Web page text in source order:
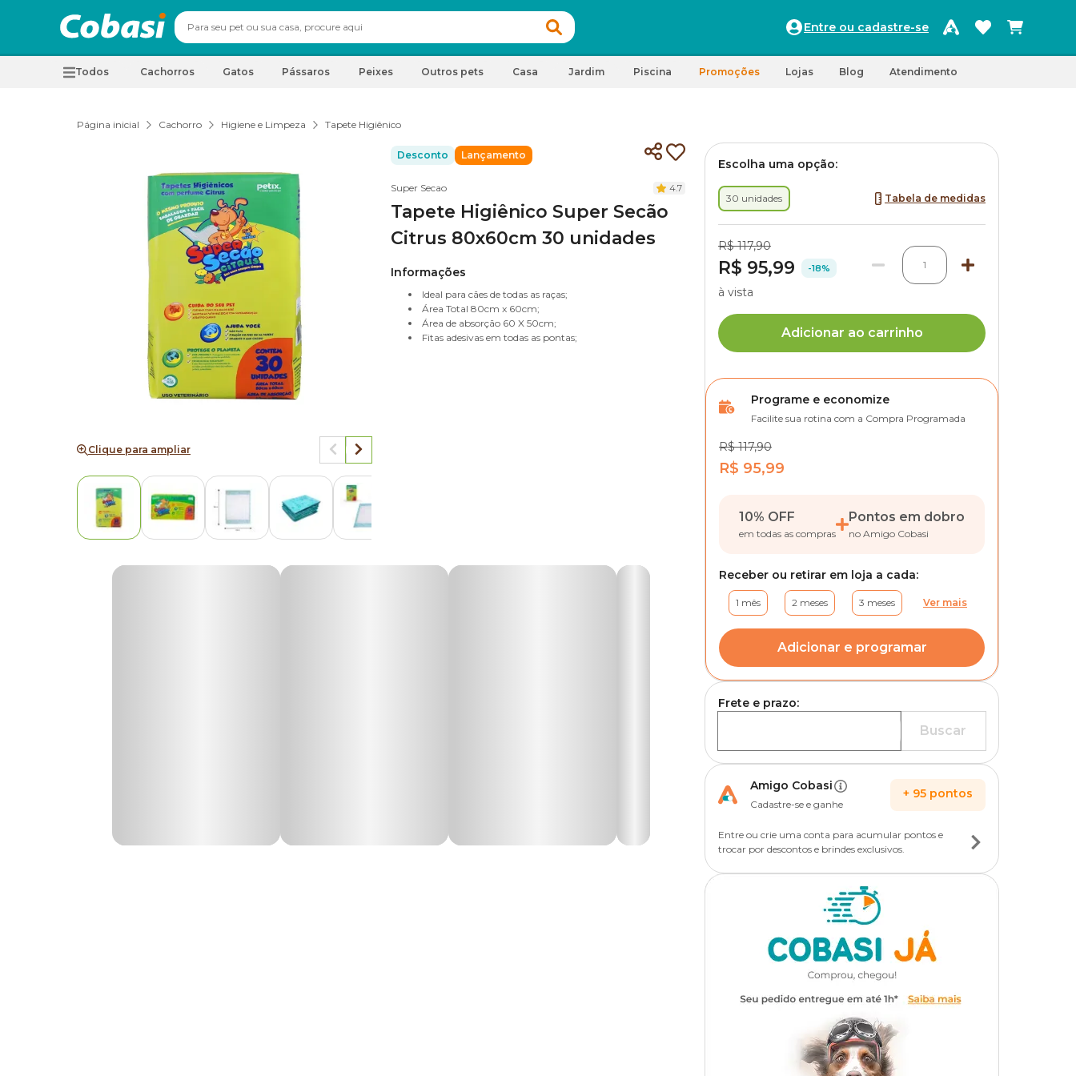
Entre ou cadastre-se
Todos Cachorros Gatos Pássaros Peixes Outros pets Casa Jardim Piscina Promoções Lojas Blog Atendimento
Página inicial Cachorro Higiene e Limpeza Tapete Higiênico
Clique para ampliar
Desconto Lançamento
Super Secao 4.7
Tapete Higiênico Super Secão
Citrus 80x60cm 30 unidades
Informações
Ideal para cães de todas as raças;
Área Total 80cm x 60cm;
Área de absorção 60 X 50cm;
Fitas adesivas em todas as pontas;
Escolha uma opção:
30 unidades Tabela de medidas
R$ 117,90
R$ 95,99 -18% 1
à vista
Adicionar ao carrinho
Programe e economize
Facilite sua rotina com a Compra Programada
R$ 117,90
R$ 95,99
10% OFF
em todas as compras
Pontos em dobro
no Amigo Cobasi
Receber ou retirar em loja a cada:
1 mês 2 meses 3 meses Ver mais
Adicionar e programar
Frete e prazo:
Buscar
Amigo Cobasi
Cadastre-se e ganhe
+ 95 pontos
Entre ou crie uma conta para acumular pontos e
trocar por descontos e brindes exclusivos.